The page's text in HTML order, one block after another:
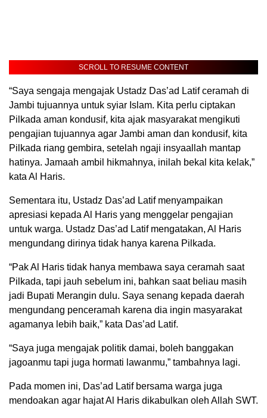
SCROLL TO RESUME CONTENT
“Saya sengaja mengajak Ustadz Das’ad Latif ceramah di
Jambi tujuannya untuk syiar Islam. Kita perlu ciptakan
Pilkada aman kondusif, kita ajak masyarakat mengikuti
pengajian tujuannya agar Jambi aman dan kondusif, kita
Pilkada riang gembira, setelah ngaji insyaallah mantap
hatinya. Jamaah ambil hikmahnya, inilah bekal kita kelak,”
kata Al Haris.
Sementara itu, Ustadz Das’ad Latif menyampaikan
apresiasi kepada Al Haris yang menggelar pengajian
untuk warga. Ustadz Das’ad Latif mengatakan, Al Haris
mengundang dirinya tidak hanya karena Pilkada.
“Pak Al Haris tidak hanya membawa saya ceramah saat
Pilkada, tapi jauh sebelum ini, bahkan saat beliau masih
jadi Bupati Merangin dulu. Saya senang kepada daerah
mengundang penceramah karena dia ingin masyarakat
agamanya lebih baik,” kata Das’ad Latif.
“Saya juga mengajak politik damai, boleh banggakan
jagoanmu tapi juga hormati lawanmu,” tambahnya lagi.
Pada momen ini, Das’ad Latif bersama warga juga
mendoakan agar hajat Al Haris dikabulkan oleh Allah SWT.